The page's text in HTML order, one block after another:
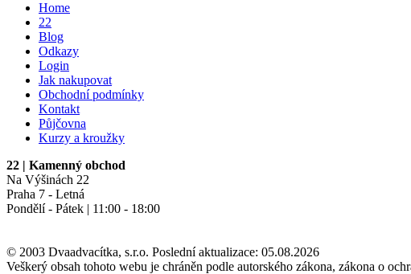
Home
22
Blog
Odkazy
Login
Jak nakupovat
Obchodní podmínky
Kontakt
Půjčovna
Kurzy a kroužky
22 | Kamenný obchod
Na Výšinách 22
Praha 7 - Letná
Pondělí - Pátek | 11:00 - 18:00
© 2003 Dvaadvacítka, s.r.o. Poslední aktualizace: 05.08.2026
Veškerý obsah tohoto webu je chráněn podle autorského zákona, zákona o